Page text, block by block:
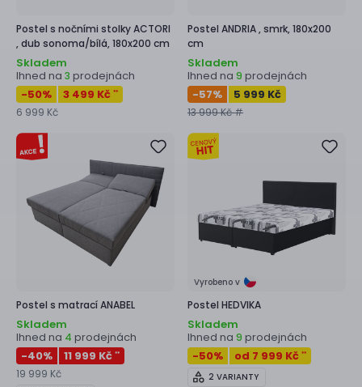
Postel s nočními stolkyACTORI
,dub sonoma/bílá, 180x200 cm
Skladem
Ihned na 3 prodejnách
-50% 3 499 Kč **
6 999 Kč
Postel ANDRIA ,smrk, 180x200
cm
Skladem
Ihned na 9 prodejnách
-57% 5 999 Kč
13 999 Kč #
Postel s matracíANABEL
Skladem
Ihned na 4 prodejnách
-40% 11 999 Kč **
19 999 Kč
Vyrobeno v
Postel HEDVIKA
Skladem
Ihned na 9 prodejnách
-50% od 7 999 Kč **
2 VARIANTY